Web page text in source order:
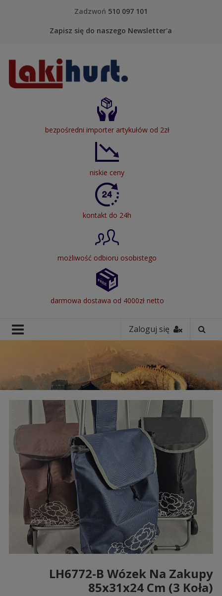
Zadzwoń 510 097 101
Zapisz się do naszego Newsletter'a
bezpośredni importer artykułów od 2zł
niskie ceny
kontakt do 24h
możliwość odbioru osobistego
darmowa dostawa od 4000zł netto
Zaloguj się
LH6772-B Wózek Na Zakupy
85x31x24 Cm (3 Koła)